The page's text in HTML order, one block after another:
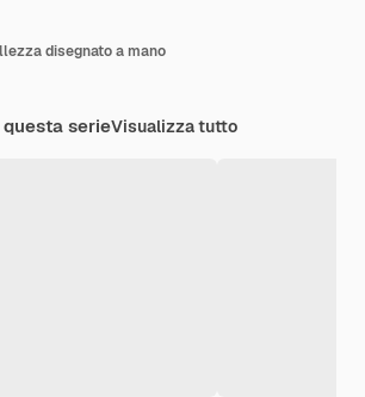
disegnato a mano
serieVisualizza tutto